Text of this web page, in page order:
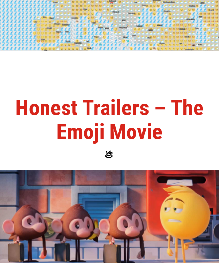
Honest Trailers – The
Emoji Movie
💩